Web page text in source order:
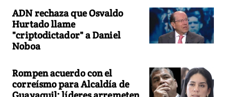
ADN rechaza que Osvaldo
Hurtado llame
"criptodictador" a Daniel
Noboa
Rompen acuerdo con el
correísmo para Alcaldía de